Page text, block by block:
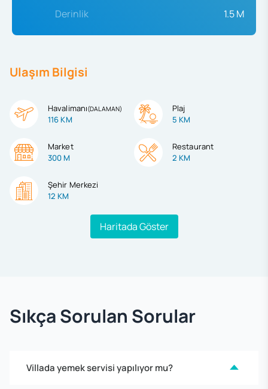
Derinlik
1.5 M
Ulaşım Bilgisi
Havalimanı(DALAMAN)
116 KM
Plaj
5 KM
Market
300 M
Restaurant
2 KM
Şehir Merkezi
12 KM
Haritada Göster
Sıkça Sorulan Sorular
Villada yemek servisi yapılıyor mu?